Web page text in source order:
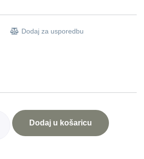
Dodaj za usporedbu
Dodaj u košaricu